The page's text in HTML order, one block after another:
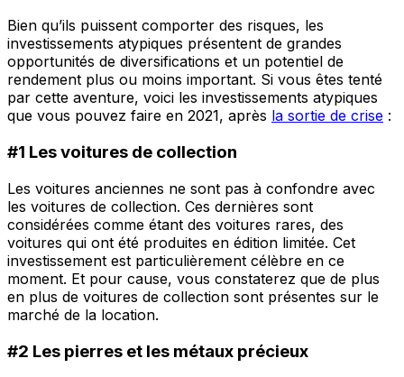
Bien qu’ils puissent comporter des risques, les
investissements atypiques présentent de grandes
opportunités de diversifications et un potentiel de
rendement plus ou moins important. Si vous êtes tenté
par cette aventure, voici les investissements atypiques
que vous pouvez faire en 2021, après la sortie de crise :
#1 Les voitures de collection
Les voitures anciennes ne sont pas à confondre avec
les voitures de collection. Ces dernières sont
considérées comme étant des voitures rares, des
voitures qui ont été produites en édition limitée. Cet
investissement est particulièrement célèbre en ce
moment. Et pour cause, vous constaterez que de plus
en plus de voitures de collection sont présentes sur le
marché de la location.
#2 Les pierres et les métaux précieux